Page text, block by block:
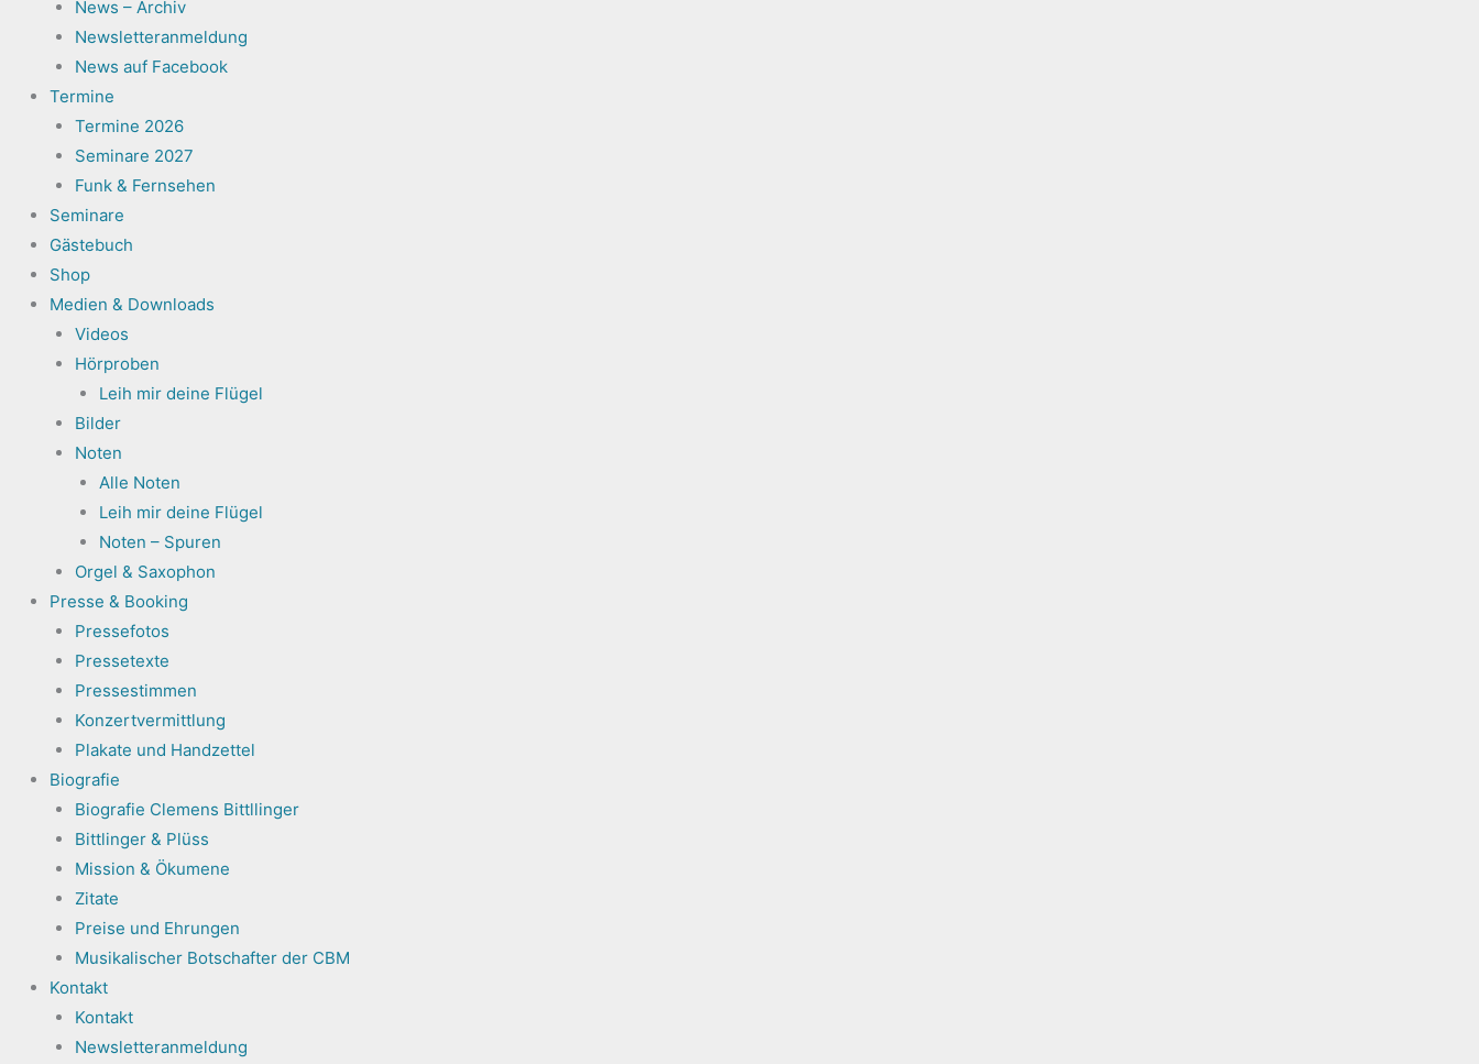
News – Archiv
Newsletteranmeldung
News auf Facebook
Termine
Termine 2026
Seminare 2027
Funk & Fernsehen
Seminare
Gästebuch
Shop
Medien & Downloads
Videos
Hörproben
Leih mir deine Flügel
Bilder
Noten
Alle Noten
Leih mir deine Flügel
Noten – Spuren
Orgel & Saxophon
Presse & Booking
Pressefotos
Pressetexte
Pressestimmen
Konzertvermittlung
Plakate und Handzettel
Biografie
Biografie Clemens Bittllinger
Bittlinger & Plüss
Mission & Ökumene
Zitate
Preise und Ehrungen
Musikalischer Botschafter der CBM
Kontakt
Kontakt
Newsletteranmeldung